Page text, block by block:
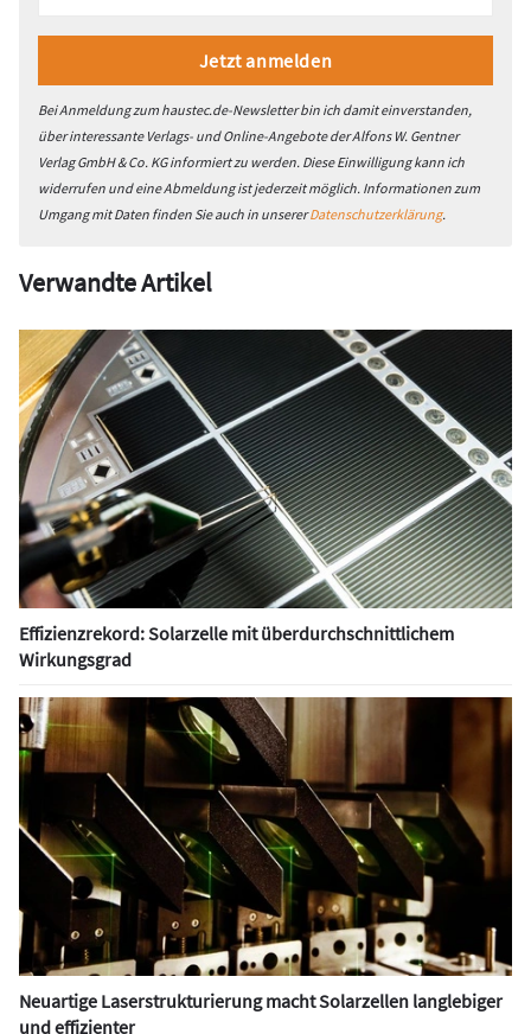
Bei Anmeldung zum haustec.de-Newsletter bin ich damit einverstanden,
über interessante Verlags- und Online-Angebote der Alfons W. Gentner
Verlag GmbH & Co. KG informiert zu werden. Diese Einwilligung kann ich
widerrufen und eine Abmeldung ist jederzeit möglich. Informationen zum
Umgang mit Daten finden Sie auch in unsererDatenschutzerklärung.
Verwandte Artikel
Effizienzrekord: Solarzelle mit überdurchschnittlichem
Wirkungsgrad
Neuartige Laserstrukturierung macht Solarzellen langlebiger
und effizienter